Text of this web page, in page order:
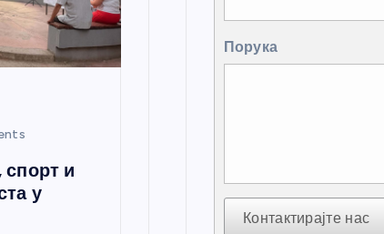
и
у
Порука
Контактирајте нас